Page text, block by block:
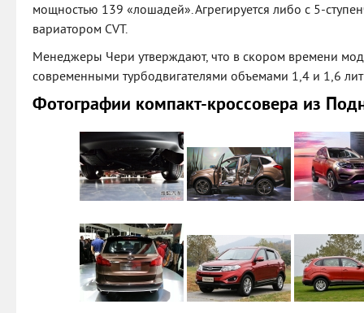
мощностью 139 «лошадей». Агрегируется либо с 5-
вариатором CVT.
Менеджеры Чери утверждают, что в скором времени
современными турбодвигателями объемами 1,4 и 1,6
Фотографии компакт-кроссовера из